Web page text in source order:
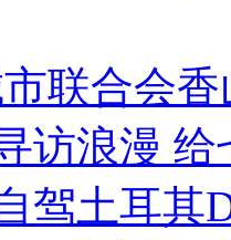
联合会
访浪漫
驾土耳其